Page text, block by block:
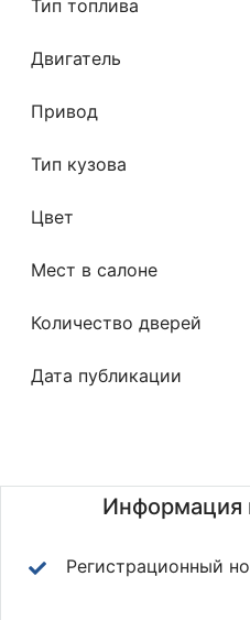
Тип топлива
Двигатель
Привод
Тип кузова
Цвет
Мест в салоне
Количество дверей
Дата публикации
Информация
Регистрационный